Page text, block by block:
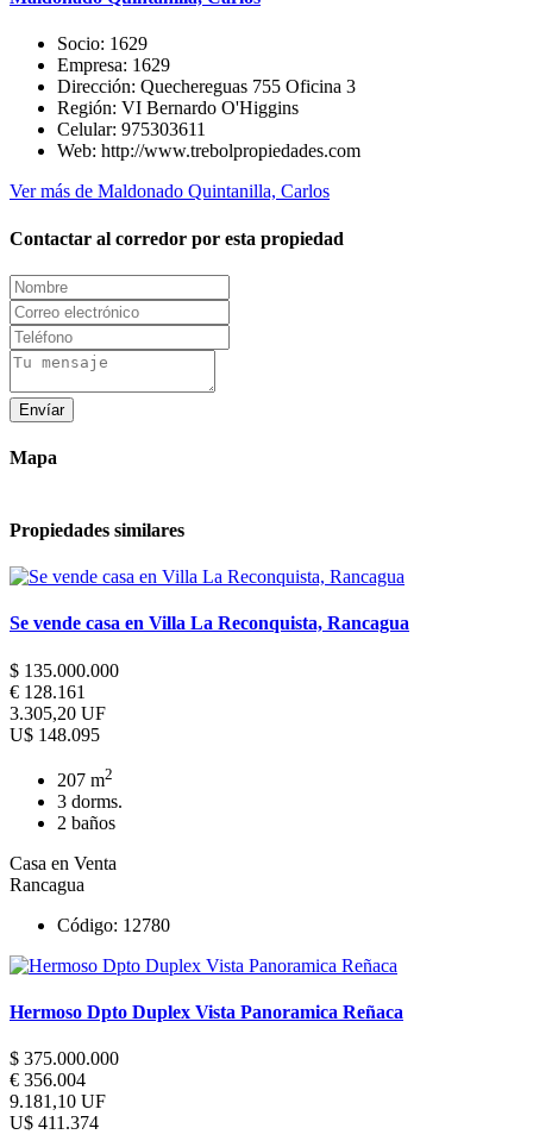
Socio: 1629
Empresa: 1629
Dirección: Quechereguas 755 Oficina 3
Región: VI Bernardo O'Higgins
Celular: 975303611
Web: http://www.trebolpropiedades.com
Ver más de Maldonado Quintanilla, Carlos
Contactar al corredor por esta propiedad
Envíar
Mapa
Propiedades similares
Se vende casa en Villa La Reconquista, Rancagua
$ 135.000.000
€ 128.161
3.305,20 UF
U$ 148.095
207 m2
3 dorms.
2 baños
Casa en Venta
Rancagua
Código: 12780
Hermoso Dpto Duplex Vista Panoramica Reñaca
$ 375.000.000
€ 356.004
9.181,10 UF
U$ 411.374